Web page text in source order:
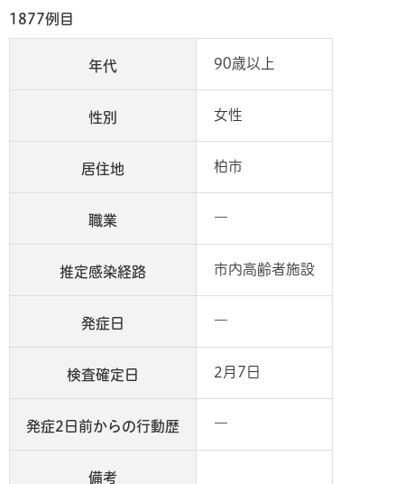
1877例目
年代 90歳以上
性別 女性
居住地 柏市
職業 ―
推定感染経路 市内高齢者施設
発症日 ―
検査確定日 2月7日
発症2日前からの行動歴 ―
備考